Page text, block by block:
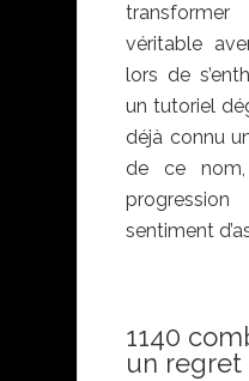
transformer
véritable
lors de
un tutoriel
déjà connu
de ce
sentiment
1140
un regret